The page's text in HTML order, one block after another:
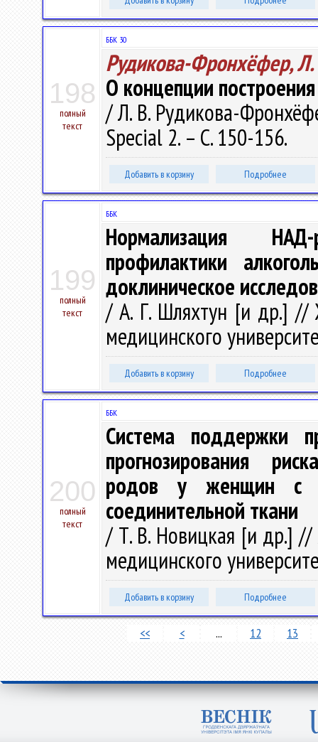
198
полный
текст
ББК 30
Рудикова-Фронхёфер,
О концепции
/ Л. В. Рудикова-
Special 2. – С. 150-156.
Добавить в корзину Подробнее
199
полный
текст
ББК
Нормализация
профилактики
доклиническое
/ А. Г. Шляхтун [и др.] //
медицинского
Добавить в корзину Подробнее
200
полный
текст
ББК
Система поддержки
прогнозирования
родов у женщин с
соединительной ткани
/ Т. В. Новицкая [и др.] //
медицинского
Добавить в корзину Подробнее
<< < ... 12 13